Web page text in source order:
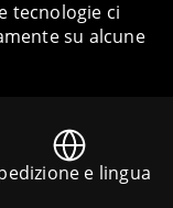
tecnologie ci
su alcune
e lingua